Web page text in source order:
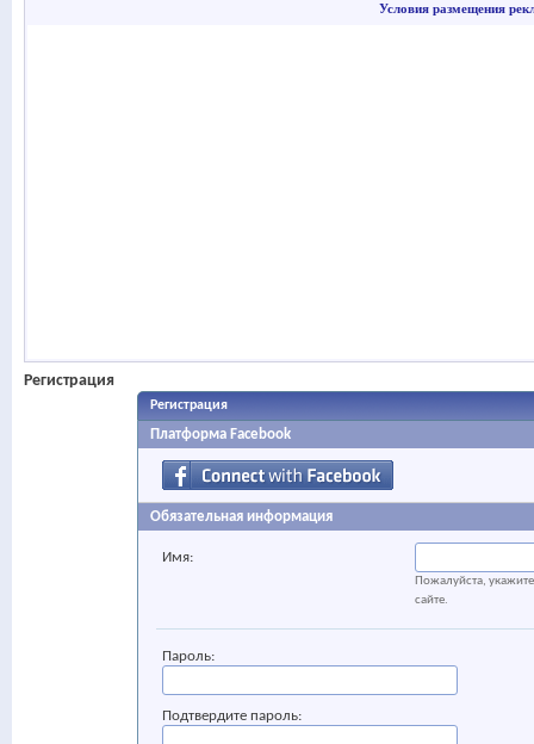
Условия размещения
Регистрация
Регистрация
Платформа Facebook
Обязательная информация
Имя:
Пожалуйста,
сайте.
Пароль:
Подтвердите пароль: